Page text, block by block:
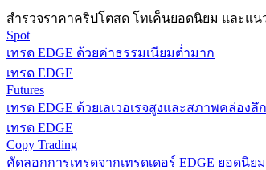
แนะนำ
สำรวจราคาคริปโตสด โทเค็นยอดนิยม และ
Spot
เทรด EDGE ด้วยค่าธรรมเนียมต่ำมาก
เทรด EDGE
Futures
เทรด EDGE ด้วยเลเวอเรจสูงและสภาพคล่องลึก
เทรด EDGE
Copy Trading
คัดลอกการเทรดจากเทรดเดอร์ EDGE ยอดนิย